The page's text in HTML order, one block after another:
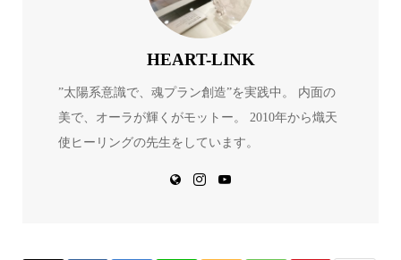
HEART-LINK
”太陽系意識で、魂プラン創造”を実践中。 内面の
美で、オーラが輝くがモットー。 2010年から熾天
使ヒーリングの先生をしています。